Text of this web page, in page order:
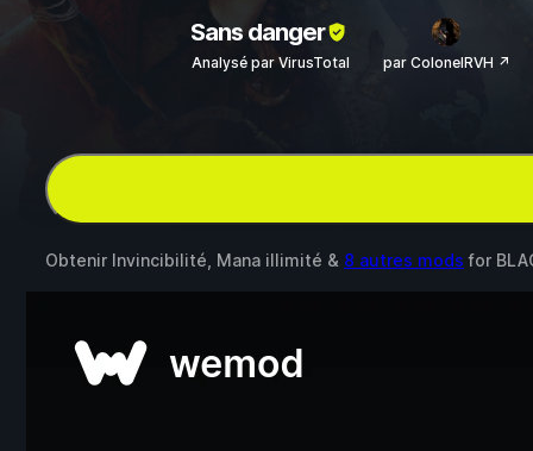
Sans danger
Analysé par VirusTotal par ColonelRVH ↗
Obtenir Invincibilité, Mana illimité & 8 autres mods for